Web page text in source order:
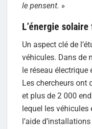
le pensent. »
L’énergie
Un aspect clé de
véhicules. Dans de
le réseau
Les chercheurs ont
et plus de 2 000
lequel les
l’aide